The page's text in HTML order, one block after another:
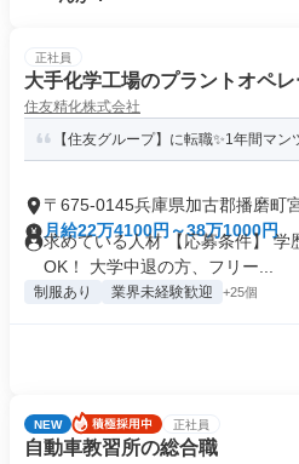
正社員
大手化学工場のプラントオペ
住友精化株式会社
【住友グループ】に転職✨1年間マ
〒675-0145兵庫県加古郡播磨町
月給22万4100円～38万1000円
求めている人材 【応募条件】 学
OK！ 大学中退の方、フリー...
制服あり 業界未経験歓迎 +25個
NEW 正社員
自動車教習所の総合職